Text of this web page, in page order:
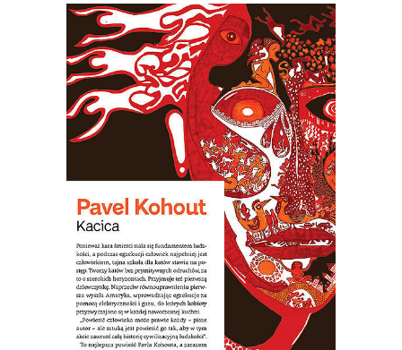
[EBOOK] Pavel Kohout – KACICA
Ostatnio wydana w Polsce w 1995 roku,
“Kacica” to najlepsza powieść Pavla
Kohouta uważanego za jednego z
czołowych pisarzy w historii czeskiej
literatury. “Kacica” to opowieść o
dziewczynce, która nie zdała do liceum
teatralnego, więc zaczęła uczyć się na
kacicę. […]
48.00zł 24.00zł
E-BOOK DO KOSZYKA